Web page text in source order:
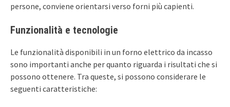
persone, conviene orientarsi verso forni più capienti.
Funzionalità e tecnologie
Le funzionalità disponibili in un forno elettrico da incasso
sono importanti anche per quanto riguarda i risultati che si
possono ottenere. Tra queste, si possono considerare le
seguenti caratteristiche: